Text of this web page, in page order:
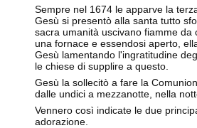
Sempre nel 1674 le apparve la
Gesù si presentò alla santa tutto
sacra umanità uscivano fiamme
una fornace e essendosi aperto,
Gesù lamentando l'ingratitudine
le chiese di supplire a questo.
Gesù la sollecitò a fare la
dalle undici a mezzanotte, nella
Vennero così indicate le due
adorazione.